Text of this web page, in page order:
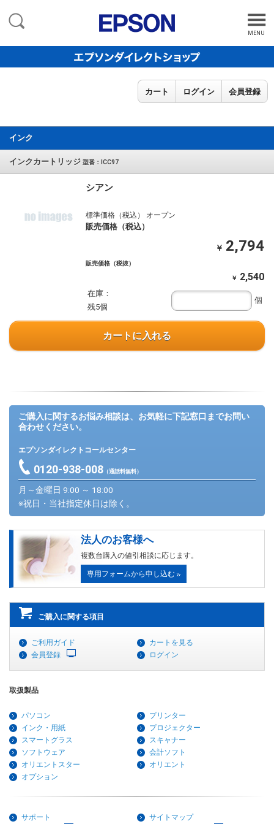
MENU
カート ログイン 会員登録
インク
インクカートリッジ 型番：ICC97
シアン
標準価格（税込） オープン
販売価格（税込）
￥ 2,794
販売価格（税抜）
￥ 2,540
在庫：
残5個
個
カートに入れる
ご購入に関するお悩み相談は、お気軽に下記窓口までお問い
合わせください。
エプソンダイレクトコールセンター
0120-938-008（通話料無料）
月～金曜日 9:00 ～ 18:00
※祝日・当社指定休日は除く。
法人のお客様へ
複数台購入の値引相談に応じます。
専用フォームから申し込む
ご購入に関する項目
ご利用ガイド
カートを見る
会員登録
ログイン
取扱製品
パソコン
プリンター
インク・用紙
プロジェクター
スマートグラス
スキャナー
ソフトウェア
会計ソフト
オリエントスター
オリエント
オプション
サポート サイトマップ